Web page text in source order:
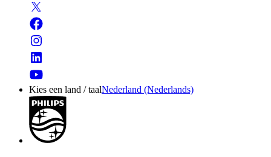
Kies een land / taalNederland (Nederlands)